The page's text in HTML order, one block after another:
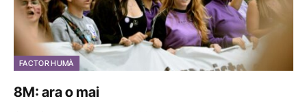
FACTOR HUMÀ
8M: ara o mai